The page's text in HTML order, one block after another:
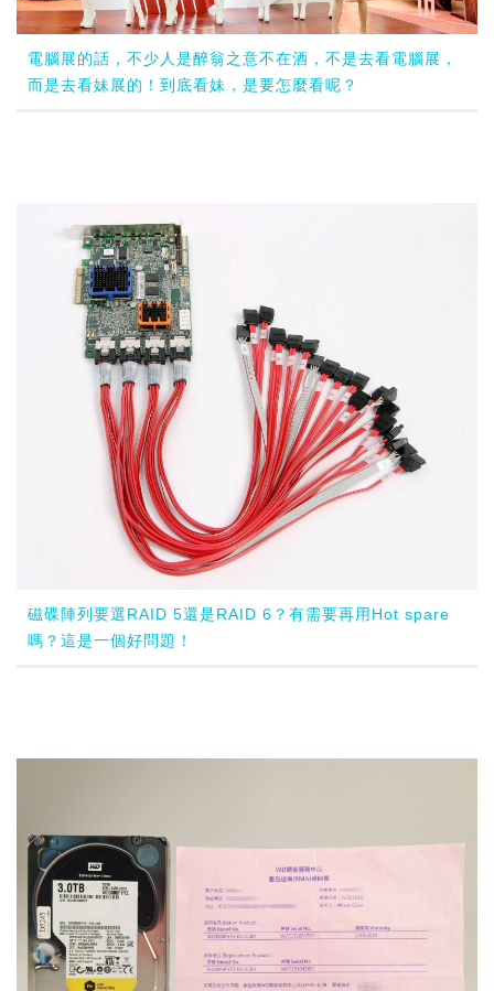
電腦展的話，不少人是醉翁之意不在酒，不是去看電腦展，
而是去看妹展的！到底看妹，是要怎麼看呢？
磁碟陣列要選RAID 5還是RAID 6？有需要再用Hot spare
嗎？這是一個好問題！